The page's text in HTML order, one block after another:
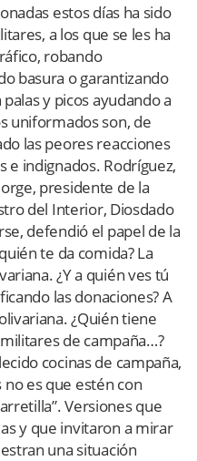
estos días ha sido
a los que se les ha
robando
basura o garantizando
y picos ayudando a
uniformados son, de
las peores reacciones
e indignados. Rodríguez,
presidente de la
del Interior, Diosdado
defendió el papel de la
te da comida? La
¿Y a quién ves tú
las donaciones? A
¿Quién tiene
de campaña…?
cocinas de campaña,
no es que estén con
Versiones que
y que invitaron a mirar
una situación